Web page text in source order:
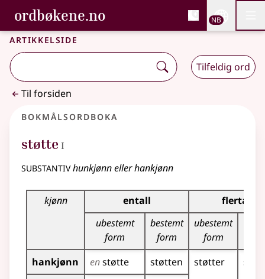
Gå til hovedinnhold
Tilgjengelighet
ordbøkene.no, Bokmålsordboka og
Bokmålsordboka og Nynorskordboka
NB
Artikkelside
Tilfeldig ord
Til forsiden
Bokmålsordboka
støtte 1
I
substantivhunkjønn eller hankjønn
Bøyingstabell for dette substantivet
kjønn entall
flertall
ubestemt
form
bestemt
form
ubestemt
form
hankjønn
enstøtte støtten støtter